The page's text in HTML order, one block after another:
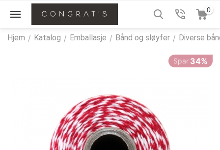
0
Hjem / Katalog / Emballasje / Bånd og sløyfer / Diverse
Spar 34%